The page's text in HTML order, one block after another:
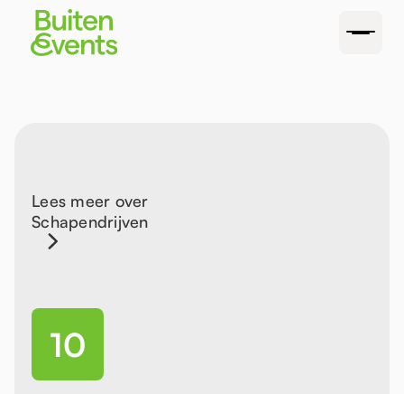
Lees meer over
Schapendrijven
10